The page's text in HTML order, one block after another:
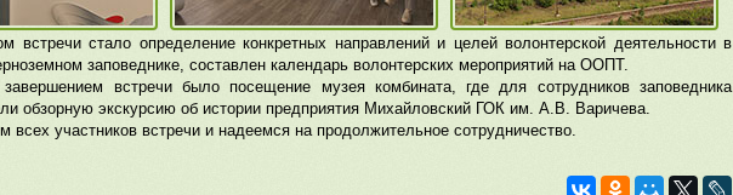
встречи стало определение конкретных направлений и целей волонтерской деятельности в
заповеднике, составлен календарь волонтерских мероприятий на ООПТ.
встречи было посещение музея комбината, где для сотрудников заповедника
обзорную экскурсию об истории предприятия Михайловский ГОК им. А.В. Варичева.
всех участников встречи и надеемся на продолжительное сотрудничество.